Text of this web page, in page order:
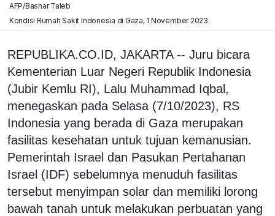
AFP/Bashar Taleb
Kondisi Rumah Sakit Indonesia di Gaza, 1 November 2023.
REPUBLIKA.CO.ID, JAKARTA -- Juru bicara
Kementerian Luar Negeri Republik Indonesia
(Jubir Kemlu RI), Lalu Muhammad Iqbal,
menegaskan pada Selasa (7/10/2023), RS
Indonesia yang berada di Gaza merupakan
fasilitas kesehatan untuk tujuan kemanusian.
Pemerintah Israel dan Pasukan Pertahanan
Israel (IDF) sebelumnya menuduh fasilitas
tersebut menyimpan solar dan memiliki lorong
bawah tanah untuk melakukan perbuatan yang